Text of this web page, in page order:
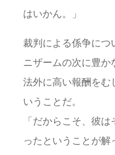
はいかん。」
裁判による係争につ
ニザームの次に豊か
法外に高い報酬をむ
いうことだ。
「だからこそ、彼
ったということが